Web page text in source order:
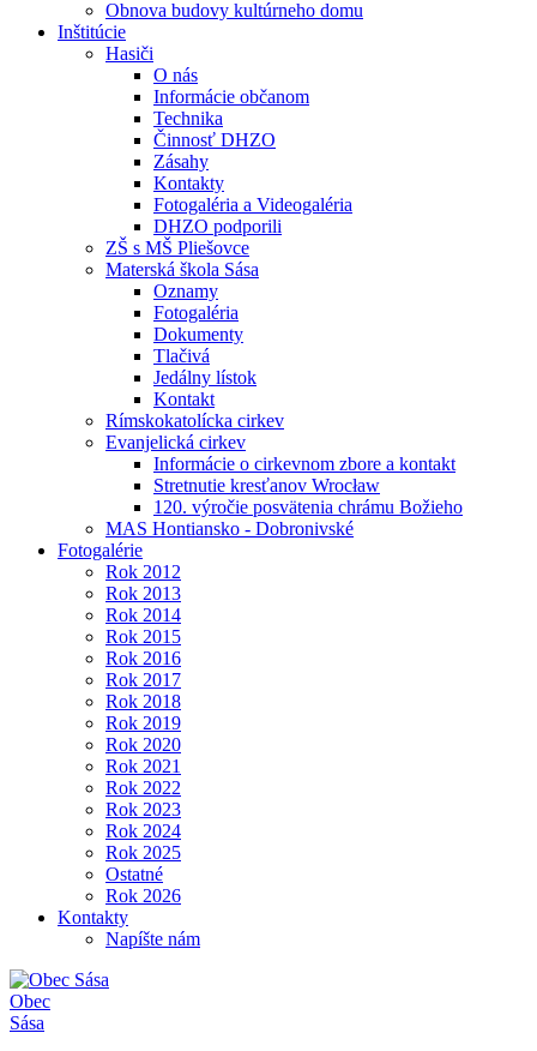
Obnova budovy kultúrneho domu
Inštitúcie
Hasiči
O nás
Informácie občanom
Technika
Činnosť DHZO
Zásahy
Kontakty
Fotogaléria a Videogaléria
DHZO podporili
ZŠ s MŠ Pliešovce
Materská škola Sása
Oznamy
Fotogaléria
Dokumenty
Tlačivá
Jedálny lístok
Kontakt
Rímskokatolícka cirkev
Evanjelická cirkev
Informácie o cirkevnom zbore a kontakt
Stretnutie kresťanov Wrocław
120. výročie posvätenia chrámu Božieho
MAS Hontiansko - Dobronivské
Fotogalérie
Rok 2012
Rok 2013
Rok 2014
Rok 2015
Rok 2016
Rok 2017
Rok 2018
Rok 2019
Rok 2020
Rok 2021
Rok 2022
Rok 2023
Rok 2024
Rok 2025
Ostatné
Rok 2026
Kontakty
Napíšte nám
Obec
Sása